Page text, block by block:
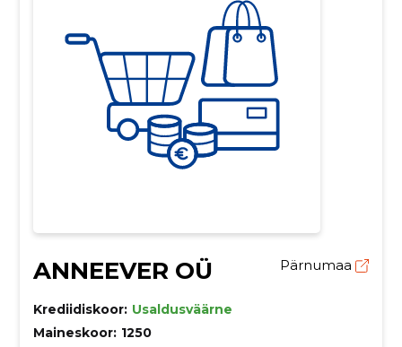
ANNEEVER OÜ Pärnumaa
Krediidiskoor: Usaldusväärne
Maineskoor: 1250